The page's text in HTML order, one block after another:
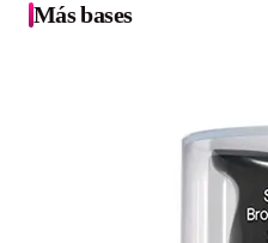
Más bases